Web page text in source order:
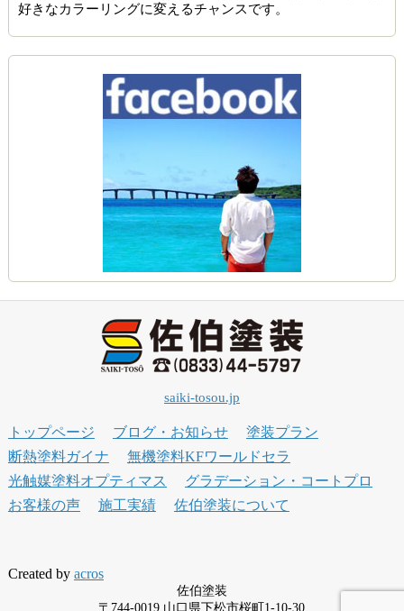
好きなカラーリングに変えるチャンスです。
saiki-tosou.jp
トップページ ブログ・お知らせ
塗装プラン
断熱塗料ガイナ
無機塗料KFワールドセラ
光触媒塗料オプティマス
グラデーション・コートプロ
お客様の声
施工実績 佐伯塗装について
Created by acros
佐伯塗装
〒744-0019 山口県下松市桜町1-10-30